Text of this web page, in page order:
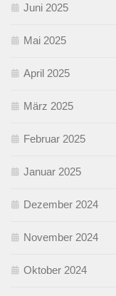
Juni 2025
Mai 2025
April 2025
März 2025
Februar 2025
Januar 2025
Dezember 2024
November 2024
Oktober 2024